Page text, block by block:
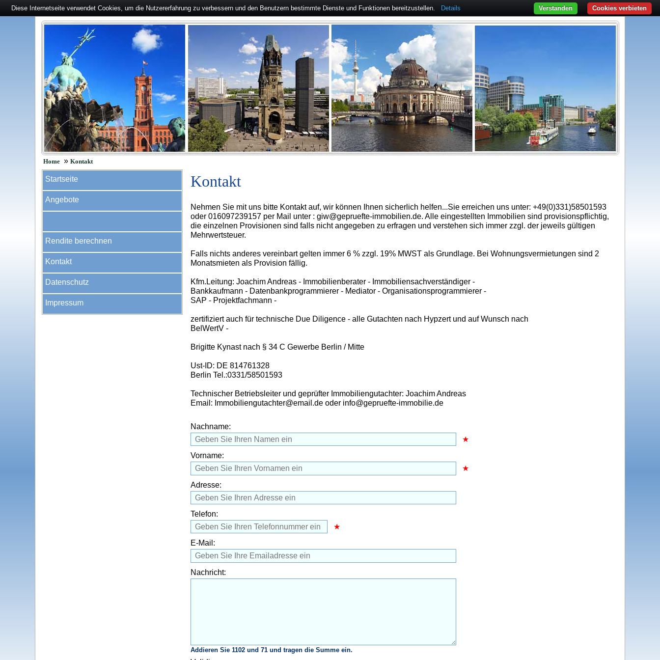
Home » Kontakt
Startseite
Angebote
Rendite berechnen
Kontakt
Datenschutz
Impressum
Kontakt
Nehmen Sie mit uns bitte Kontakt auf, wir können Ihnen sicherlich helfen...Sie erreichen uns unter: +49(0)331)58501593
oder 016097239157 per Mail unter : giw@gepruefte-immobilien.de. Alle eingestellten Immobilien sind provisionspflichtig,
die einzelnen Provisionen sind falls nicht angegeben zu erfragen und verstehen sich immer zzgl. der jeweils gültigen
Mehrwertsteuer.
Falls nichts anderes vereinbart gelten immer 6 % zzgl. 19% MWST als Grundlage. Bei Wohnungsvermietungen sind 2
Monatsmieten als Provision fällig.
Kfm.Leitung: Joachim Andreas - Immobilienberater - Immobiliensachverständiger -
Bankkaufmann - Datenbankprogrammierer - Mediator - Organisationsprogrammierer -
SAP - Projektfachmann -
zertifiziert auch für technische Due Diligence - alle Gutachten nach Hypzert und auf Wunsch nach
BelWertV -
Brigitte Kynast nach § 34 C Gewerbe Berlin / Mitte
Ust-ID: DE 814761328
Berlin Tel.:0331/58501593
Technischer Betriebsleiter und geprüfter Immobiliengutachter: Joachim Andreas
Email: Immobiliengutachter@email.de oder info@gepruefte-immobilie.de
Nachname:
Vorname:
Adresse:
Telefon:
E-Mail:
Nachricht:
Addieren Sie 1102 und 71 und tragen die Summe ein.
Diese Internetseite verwendet Cookies, um die Nutzererfahrung zu verbessern und den Benutzern bestimmte Dienste und Funktionen bereitzustellen. Details Cookies verbieten
Verstanden